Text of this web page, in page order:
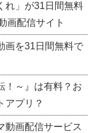
れ」が31日間無料
画配信サイト
画を31日間無料で
！～』は有料？お
アプリ？
動画配信サービス